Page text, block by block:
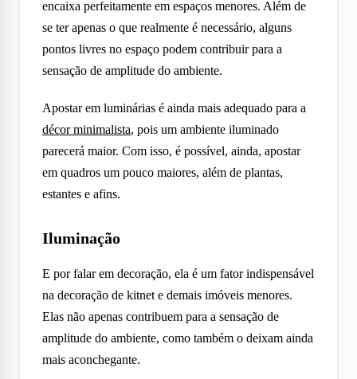
encaixa perfeitamente em espaços menores. Além de
se ter apenas o que realmente é necessário, alguns
pontos livres no espaço podem contribuir para a
sensação de amplitude do ambiente.
Apostar em luminárias é ainda mais adequado para a
décor minimalista, pois um ambiente iluminado
parecerá maior. Com isso, é possível, ainda, apostar
em quadros um pouco maiores, além de plantas,
estantes e afins.
Iluminação
E por falar em decoração, ela é um fator indispensável
na decoração de kitnet e demais imóveis menores.
Elas não apenas contribuem para a sensação de
amplitude do ambiente, como também o deixam ainda
mais aconchegante.